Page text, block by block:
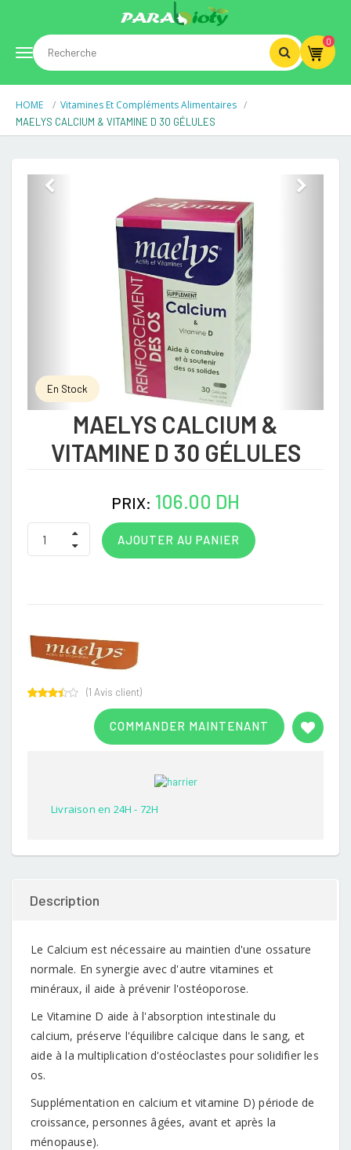
Toggle
navigation
0
HOME Vitamines Et Compléments Alimentaires
MAELYS CALCIUM & VITAMINE D 30 GÉLULES
En Stock
MAELYS CALCIUM &
VITAMINE D 30 GÉLULES
PRIX: 106.00 DH
AJOUTER AU PANIER
COMMANDER MAINTENANT
(1 Avis client)
Livraison en 24H - 72H
Description
Le Calcium est nécessaire au maintien d'une ossature
normale. En synergie avec d'autre vitamines et
minéraux, il aide à prévenir l'ostéoporose.
Le Vitamine D aide à l'absorption intestinale du
calcium, préserve l'équilibre calcique dans le sang, et
aide à la multiplication d'ostéoclastes pour solidifier les
os.
Supplémentation en calcium et vitamine D) période de
croissance, personnes âgées, avant et après la
ménopause).